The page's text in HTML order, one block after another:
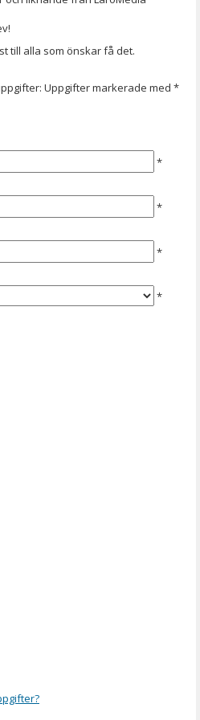
till alla som önskar få det.
Uppgifter markerade med *
*
*
*
*